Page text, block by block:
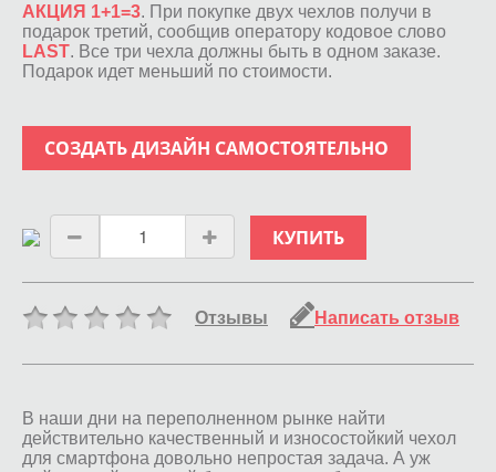
АКЦИЯ 1+1=3. При покупке двух чехлов получи в
подарок третий, сообщив оператору кодовое слово
LAST. Все три чехла должны быть в одном заказе.
Подарок идет меньший по стоимости.
СОЗДАТЬ ДИЗАЙН САМОСТОЯТЕЛЬНО
КУПИТЬ
Отзывы Написать отзыв
В наши дни на переполненном рынке найти
действительно качественный и износостойкий чехол
для смартфона довольно непростая задача. А уж